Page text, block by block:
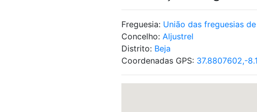
Freguesia: União das freguesias
Concelho: Aljustrel
Distrito: Beja
Coordenadas GPS: 37.8807602,-